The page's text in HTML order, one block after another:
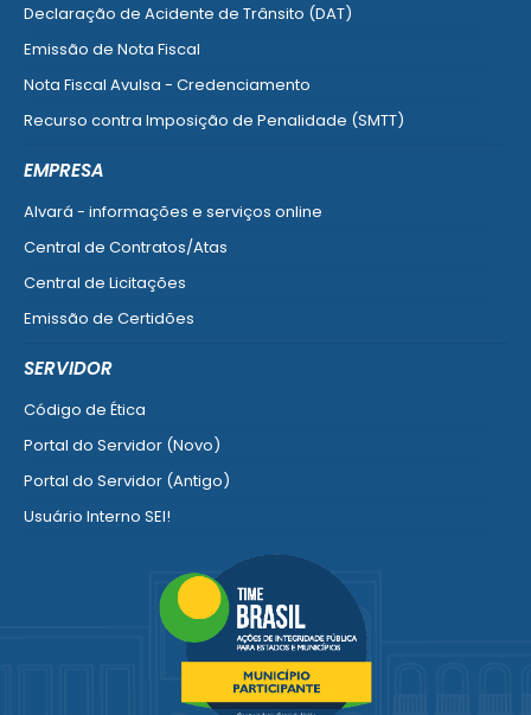
Declaração de Acidente de Trânsito (DAT)
Emissão de Nota Fiscal
Nota Fiscal Avulsa - Credenciamento
Recurso contra Imposição de Penalidade (SMTT)
EMPRESA
Alvará - informações e serviços online
Central de Contratos/Atas
Central de Licitações
Emissão de Certidões
SERVIDOR
Código de Ética
Portal do Servidor (Novo)
Portal do Servidor (Antigo)
Usuário Interno SEI!
Portal do Segurado
Manual de Gestão Patrimonial